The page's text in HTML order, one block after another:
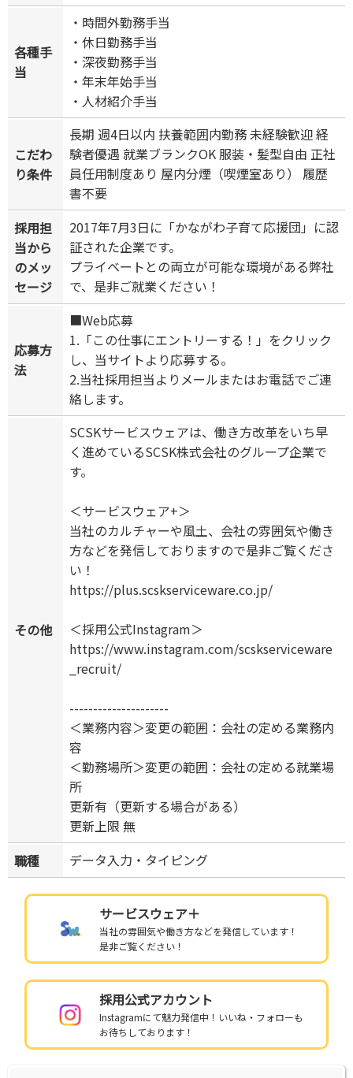
各種手
当
・時間外勤務手当
・休日勤務手当
・深夜勤務手当
・年末年始手当
・人材紹介手当
こだわ
り条件
長期 週4日以内 扶養範囲内勤務 未経験歓迎 経
験者優遇 就業ブランクOK 服装・髪型自由 正社
員任用制度あり 屋内分煙（喫煙室あり） 履歴
書不要
採用担
当から
のメッ
セージ
2017年7月3日に「かながわ子育て応援団」に認
証された企業です。
プライベートとの両立が可能な環境がある弊社
で、是非ご就業ください！
応募方
法
■Web応募
1.「この仕事にエントリーする！」をクリック
し、当サイトより応募する。
2.当社採用担当よりメールまたはお電話でご連
絡します。
その他
SCSKサービスウェアは、働き方改革をいち早
く進めているSCSK株式会社のグループ企業で
す。
＜サービスウェア+＞
当社のカルチャーや風土、会社の雰囲気や働き
方などを発信しておりますので是非ご覧くださ
い！
https://plus.scskserviceware.co.jp/
＜採用公式Instagram＞
https://www.instagram.com/scskserviceware
_recruit/
---------------------
＜業務内容＞変更の範囲：会社の定める業務内
容
＜勤務場所＞変更の範囲：会社の定める就業場
所
更新有（更新する場合がある）
更新上限 無
職種
データ入力・タイピング
サービスウェア＋
当社の雰囲気や働き方などを発信しています！
是非ご覧ください！
採用公式アカウント
Instagramにて魅力発信中！いいね・フォローも
お待ちしております！